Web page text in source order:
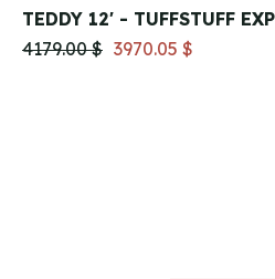
TEDDY 12' - TUFFSTUFF
4179.00 $ 3970.05 $